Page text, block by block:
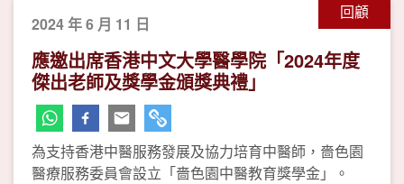
回顧
2024 年 6 月 11 日
應邀出席香港中文大學醫學院「2024年度
傑出老師及獎學金頒獎典禮」
為支持香港中醫服務發展及協力培育中醫師，嗇色園
醫療服務委員會設立「嗇色園中醫教育獎學金」。